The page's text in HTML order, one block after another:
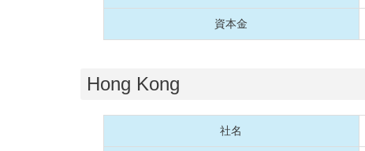
資本金
Hong Kong
社名